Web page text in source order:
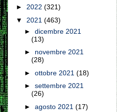
► 2022 (321)
▼ 2021 (463)
► dicembre 2021
(13)
► novembre 2021
(28)
► ottobre 2021 (18)
► settembre 2021
(26)
► agosto 2021 (17)